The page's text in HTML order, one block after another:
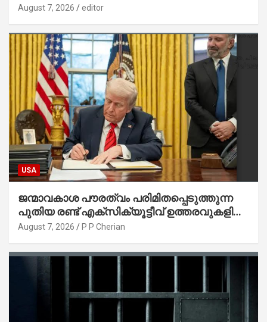
August 7, 2026 editor
USA
ജന്മാവകാശ പൗരത്വം പരിമിതപ്പെടുത്തുന്ന
പുതിയ രണ്ട് എക്സിക്യൂട്ടീവ് ഉത്തരവുകളിൽ
ട്രംപ് ഒപ്പുവെച്ചു
August 7, 2026 P P Cherian